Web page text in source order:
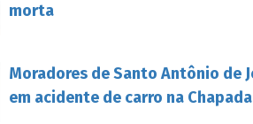
morta
Moradores de Santo Antônio de
em acidente de carro na